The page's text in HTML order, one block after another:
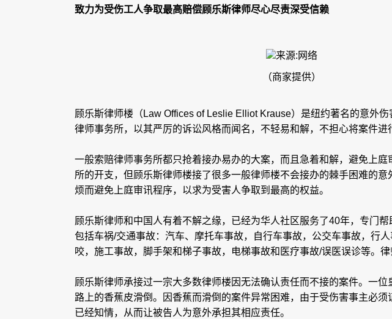
致力为受伤工人争取最高赔偿顾乐斯律师尽心尽责深受信赖
（商家提供）
顾乐斯律师楼（Law Offices of Leslie Elliot Krause）是纽约著名的意外
律师事务所，以其严厉的诉讼风格而闻名，不轻易和解，不担心将案件进
一般索赔律师事务所都只抢着接办易办的大案，而且急着和解，避免上
所的开支，但顾乐斯律师楼接了很多一般律师楼不会接办的棘手困难的
烦而避免上庭审讯程序，以求为受害人争取到最高的权益。
顾乐斯律师和中国人有着不解之缘，已经为华人社区服务了40年，专门帮
包括车祸/交通事故：汽车、摩托车事故，自行车事故，公交车事故，行
咬，施工事故，脚手架和梯子事故，电梯事故和医疗事故/误医误诊等。律
顾乐斯律师承接过一宗大多数律师楼因无法确认责任而不接的案件。一
路上的香蕉皮滑倒。因香蕉而滑倒的案件异常困难，由于受伤害事主必
已经知情，从而让被告人为意外承担其相应责任。